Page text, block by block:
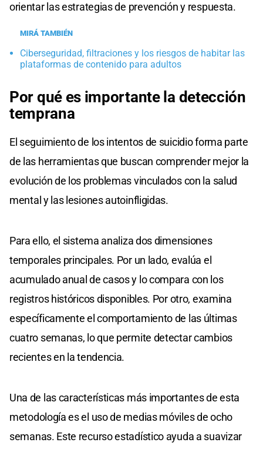
orientar las estrategias de prevención y respuesta.
MIRÁ TAMBIÉN
Ciberseguridad, filtraciones y los riesgos de habitar las
plataformas de contenido para adultos
Por qué es importante la detección
temprana
El seguimiento de los intentos de suicidio forma parte
de las herramientas que buscan comprender mejor la
evolución de los problemas vinculados con la salud
mental y las lesiones autoinfligidas.
Para ello, el sistema analiza dos dimensiones
temporales principales. Por un lado, evalúa el
acumulado anual de casos y lo compara con los
registros históricos disponibles. Por otro, examina
específicamente el comportamiento de las últimas
cuatro semanas, lo que permite detectar cambios
recientes en la tendencia.
Una de las características más importantes de esta
metodología es el uso de medias móviles de ocho
semanas. Este recurso estadístico ayuda a suavizar